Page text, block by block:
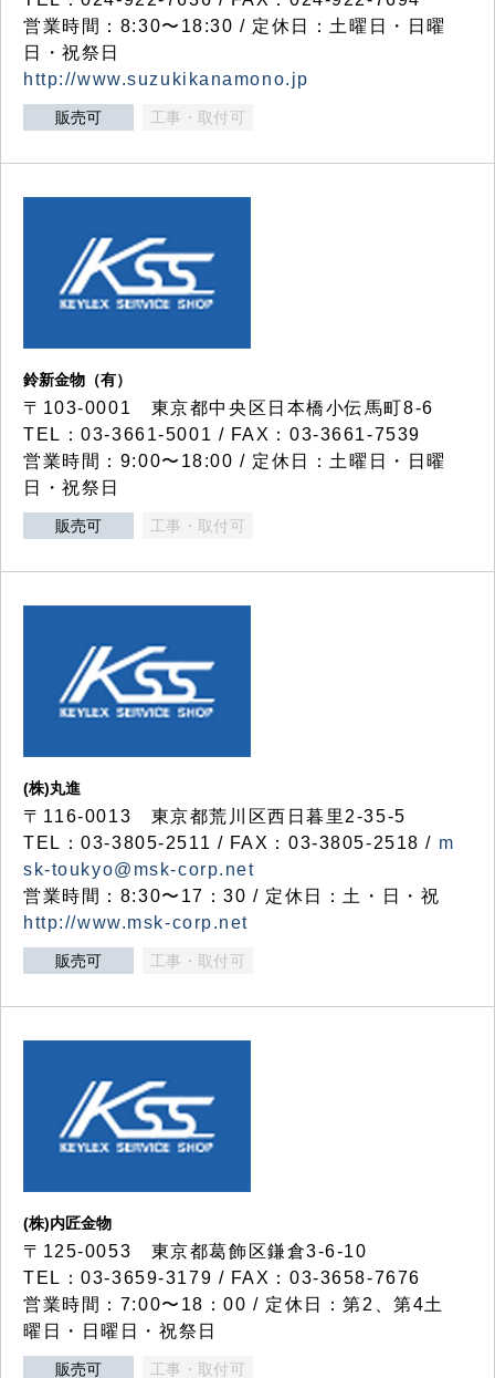
営業時間：8:30〜18:30 / 定休日：土曜日・日曜
日・祝祭日
http://www.suzukikanamono.jp
販売可 工事・取付可
鈴新金物（有）
〒103-0001 東京都中央区日本橋小伝馬町8-6
TEL：03-3661-5001 / FAX：03-3661-7539
営業時間：9:00〜18:00 / 定休日：土曜日・日曜
日・祝祭日
販売可 工事・取付可
(株)丸進
〒116-0013 東京都荒川区西日暮里2-35-5
TEL：03-3805-2511 / FAX：03-3805-2518 / m
sk-toukyo@msk-corp.net
営業時間：8:30〜17：30 / 定休日：土・日・祝
http://www.msk-corp.net
販売可 工事・取付可
(株)内匠金物
〒125-0053 東京都葛飾区鎌倉3-6-10
TEL：03-3659-3179 / FAX：03-3658-7676
営業時間：7:00〜18：00 / 定休日：第2、第4土
曜日・日曜日・祝祭日
販売可 工事・取付可